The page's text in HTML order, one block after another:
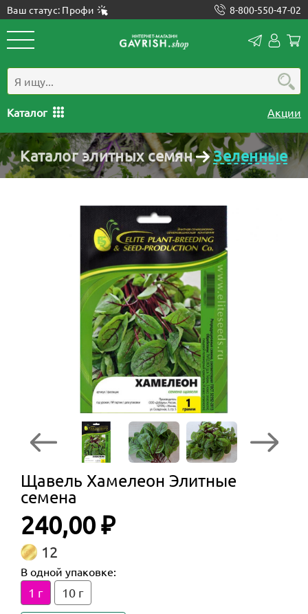
Ваш статус: Профи 8-800-550-47-02
Каталог Акции
Каталог элитных семян Зеленные
Щавель Хамелеон Элитные
семена
240,00 ₽
12
В одной упаковке:
1 г 10 г